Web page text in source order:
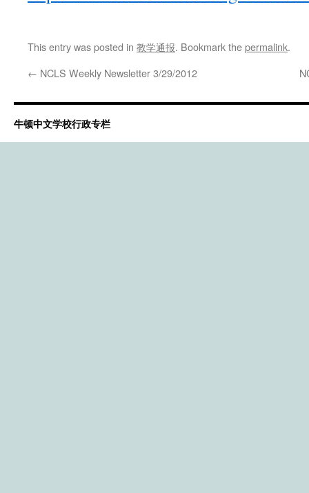
This entry was posted in 教学通报. Bookmark thepermalink.
← NCLS Weekly Newsletter 3/29/2012
牛顿中文学校行政专栏